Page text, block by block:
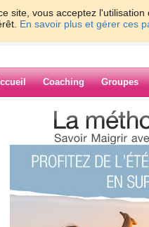
site, vous acceptez
En savoir plus et gérer ces
Coaching Groupes
> > Encore
de
Encore de la